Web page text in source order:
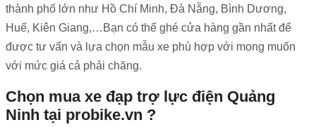
thành phố lớn như Hồ Chí Minh, Đà Nẵng, Bình Dương,
Huế, Kiên Giang,…Bạn có thể ghé cửa hàng gần nhất để
được tư vấn và lựa chọn mẫu xe phù hợp với mong muốn
với mức giá cả phải chăng.
Chọn mua xe đạp trợ lực điện Quảng
Ninh tại probike.vn ?